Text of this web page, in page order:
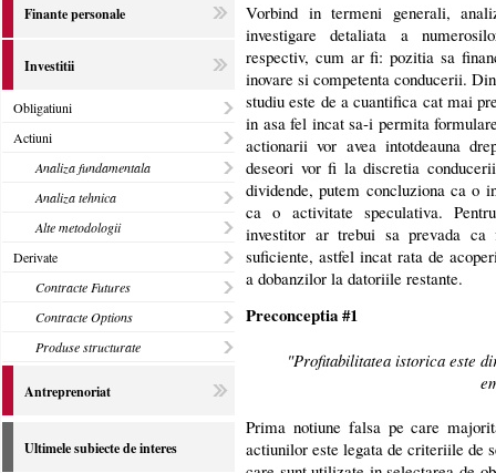
Finante personale
Investitii
Obligatiuni
Actiuni
Analiza fundamentala
Analiza tehnica
Alte metodologii
Derivate
Contracte Futures
Contracte Options
Produse structurate
Antreprenoriat
Ultimele subiecte de interes
Vorbind in termeni generali,
investigare detaliata a
respectiv, cum ar fi: pozitia sa
inovare si competenta conducerii.
studiu este de a cuantifica cat mai
in asa fel incat sa-i permita
actionarii vor avea intotdeauna
deseori vor fi la discretia
dividende, putem concluziona ca o
ca o activitate speculativa.
investitor ar trebui sa prevada ca
suficiente, astfel incat rata de
a dobanzilor la datoriile restante.
Preconceptia #1
"Profitabilitatea istorica este
Prima notiune falsa pe care
actiunilor este legata de criteriile de